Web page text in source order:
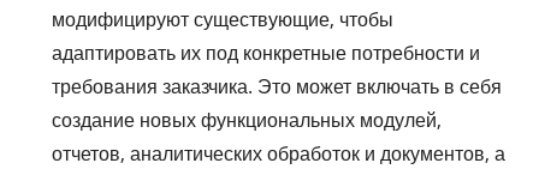
модифицируют существующие, чтобы
адаптировать их под конкретные потребности и
требования заказчика. Это может включать в себя
создание новых функциональных модулей,
отчетов, аналитических обработок и документов, а